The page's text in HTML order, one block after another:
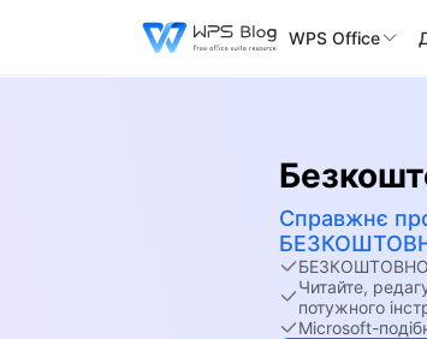
WPS Office
Справжнє
БЕЗКОШТОВНО
Читайте,
потужного
Microsoft-